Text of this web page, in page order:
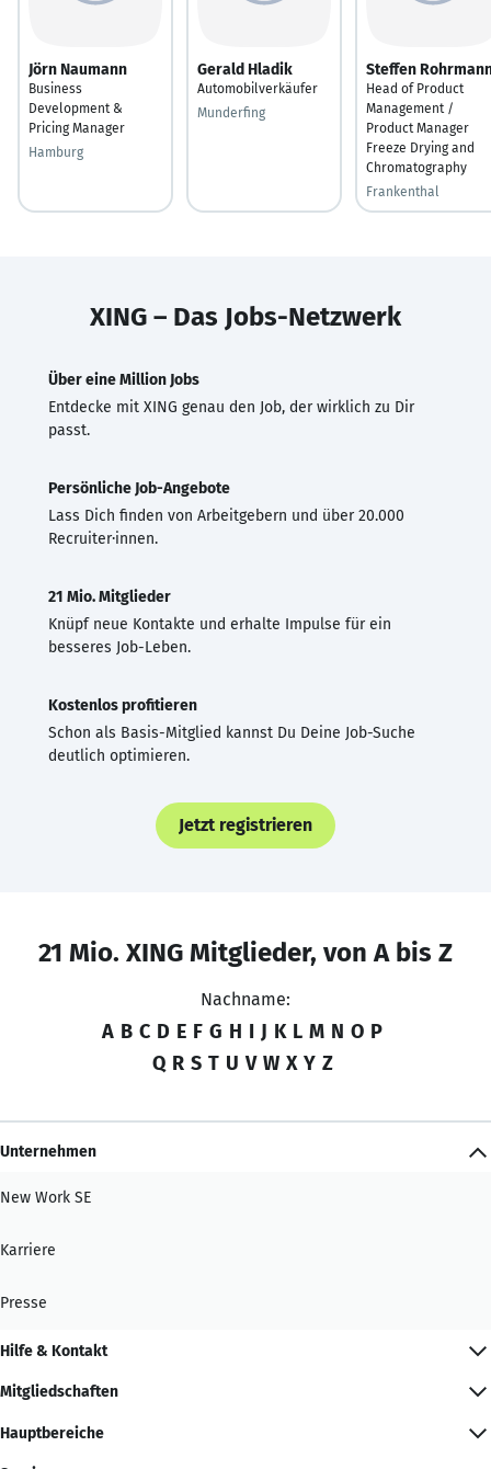
Jörn Naumann
Business
Development &
Pricing Manager
Hamburg
Gerald Hladik
Automobilverkäufer
Munderfing
Steffen
Head of Product
Management /
Product Manager
Freeze Drying and
Chromatography
Frankenthal
XING – Das Jobs-Netzwerk
Über eine Million Jobs
Entdecke mit XING genau den Job, der wirklich zu Dir
passt.
Persönliche Job-Angebote
Lass Dich finden von Arbeitgebern und über 20.000
Recruiter·innen.
21 Mio. Mitglieder
Knüpf neue Kontakte und erhalte Impulse für ein
besseres Job-Leben.
Kostenlos profitieren
Schon als Basis-Mitglied kannst Du Deine Job-Suche
deutlich optimieren.
Jetzt registrieren
21 Mio. XING Mitglieder, von A bis Z
Nachname:
A B C D E F G H I J K L M N O P
Q R S T U V W X Y Z
Unternehmen
New Work SE
Karriere
Presse
Hilfe & Kontakt
Mitgliedschaften
Hauptbereiche